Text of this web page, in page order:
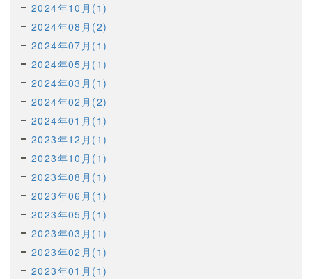
2024年10月(1)
2024年08月(2)
2024年07月(1)
2024年05月(1)
2024年03月(1)
2024年02月(2)
2024年01月(1)
2023年12月(1)
2023年10月(1)
2023年08月(1)
2023年06月(1)
2023年05月(1)
2023年03月(1)
2023年02月(1)
2023年01月(1)